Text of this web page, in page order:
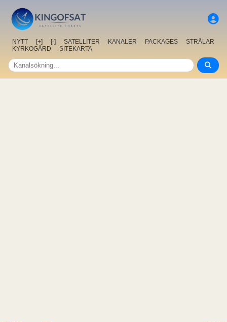
NYTT [+] [-] SATELLITER KANALER PACKAGES
STRÅLAR
KYRKOGÅRD
SITEKARTA